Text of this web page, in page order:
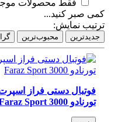
فقط محصولات موجود
صبر کنید...
نمایش:
محبوب‌ترین گران‌ترین
فوتبال دستی فراز اسپرت مدل
تورنادو Faraz Sport 3000